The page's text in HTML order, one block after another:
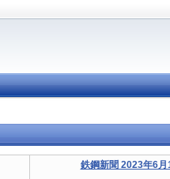
鉄鋼新聞 2023年6月